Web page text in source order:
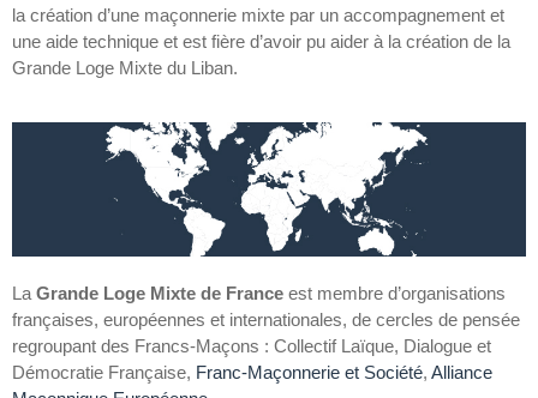
la création d’une maçonnerie mixte par un accompagnement et
une aide technique et est fière d’avoir pu aider à la création de la
Grande Loge Mixte du Liban.
La Grande Loge Mixte de France est membre d’organisations
françaises, européennes et internationales, de cercles de pensée
regroupant des Francs-Maçons : Collectif Laïque, Dialogue et
Démocratie Française, Franc-Maçonnerie et Société, Alliance